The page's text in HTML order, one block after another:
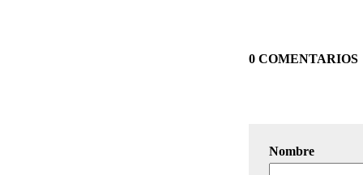
0 COMENTARIOS
Nombre